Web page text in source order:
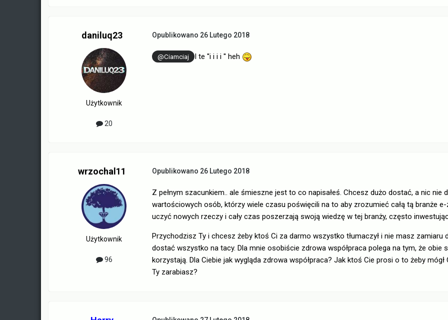
daniluq23
Użytkownik
20
Opublikowano 26 Lutego 2018
@Ciamciaj I te ''i i i i '' heh
wrzochal11
Użytkownik
96
Opublikowano 26 Lutego 2018
Z pełnym szacunkiem.. ale śmieszne jest to co napisałeś. Chcesz dużo dostać, a nic
wartościowych osób, którzy wiele czasu poświęcili na to aby zrozumieć całą tą branże
uczyć nowych rzeczy i cały czas poszerzają swoją wiedzę w tej branży, często
Przychodzisz Ty i chcesz żeby ktoś Ci za darmo wszystko tłumaczył i nie masz
dostać wszystko na tacy. Dla mnie osobiście zdrowa współpraca polega na tym, że obie
korzystają. Dla Ciebie jak wygląda zdrowa współpraca? Jak ktoś Cie prosi o to żeby
Ty zarabiasz?